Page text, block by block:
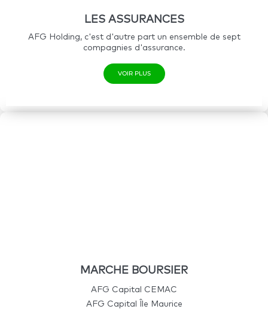
LES ASSURANCES
AFG Holding, c'est d'autre part un ensemble de sept
compagnies d'assurance.
VOIR PLUS
MARCHE BOURSIER
AFG Capital CEMAC
AFG Capital Île Maurice